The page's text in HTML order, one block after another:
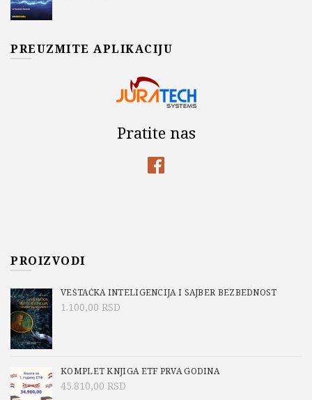
PREUZMITE APLIKACIJU
Pratite nas
PROIZVODI
VEŠTAČKA INTELIGENCIJA I SAJBER BEZBEDNOST
1.100,00 RSD
KOMPLET KNJIGA ETF PRVA GODINA
45.810,00 RSD